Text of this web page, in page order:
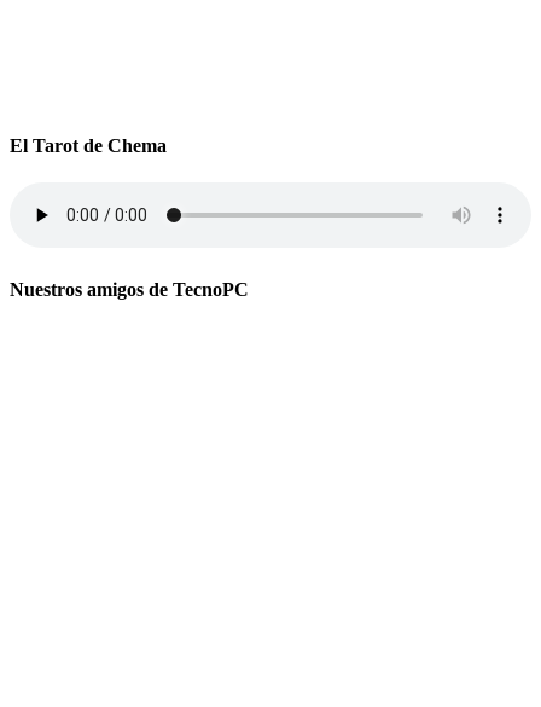
El Tarot de Chema
Nuestros amigos de TecnoPC